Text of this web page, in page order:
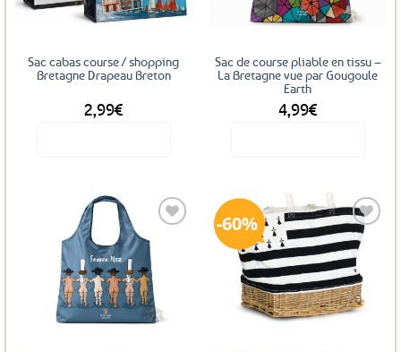
Sac cabas course / shopping
Bretagne Drapeau Breton
2,99€
Sac de course pliable en tissu –
La Bretagne vue par Gougoule
Earth
4,99€
Ajouter
favoris
60%
Ajouter
aux
favoris